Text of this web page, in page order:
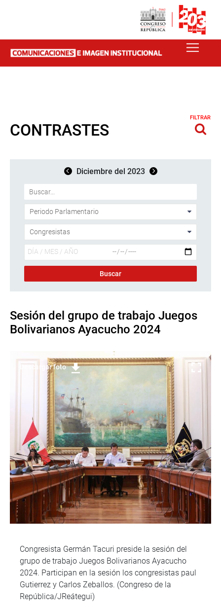
CONTRASTES
FILTRAR
Diciembre del 2023
Sesión del grupo de trabajo Juegos
Bolivarianos Ayacucho 2024
Descargar foto
Congresista Germán Tacuri preside la sesión del
grupo de trabajo Juegos Bolivarianos Ayacucho
2024. Participan en la sesión los congresistas paul
Gutierrez y Carlos Zeballos. (Congreso de la
República/JReátegui)